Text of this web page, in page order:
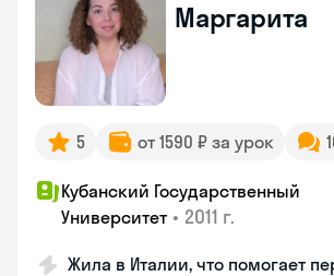
Маргарита
5 от 1590 ₽ за урок
Кубанский Государственный
Университет • 2011 г.
Жила в Италии, что помогает